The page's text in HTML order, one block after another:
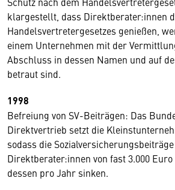
klargestellt, dass Direktberater:innen
Handelsvertretergesetzes genießen,
einem Unternehmen mit der
Abschluss in dessen Namen und auf
betraut sind.
1998
Befreiung von SV-Beiträgen: Das
Direktvertrieb setzt die
sodass die
Direktberater:innen von fast 3.000
dessen pro Jahr sinken.